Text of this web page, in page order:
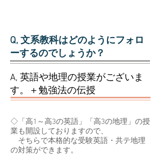
Q, 文系教科はどのようにフォロ
ーするのでしょうか？
A, 英語や地理の授業がございま
す。＋勉強法の伝授
◇「高1～高3の英語」「高3の地理」の授
業も開設しておりますので、
そちらで本格的な受験英語・共テ地理
の対策ができます。